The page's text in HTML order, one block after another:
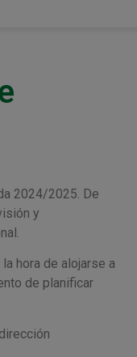
2024/2025. De
y
hora de alojarse a
de planificar